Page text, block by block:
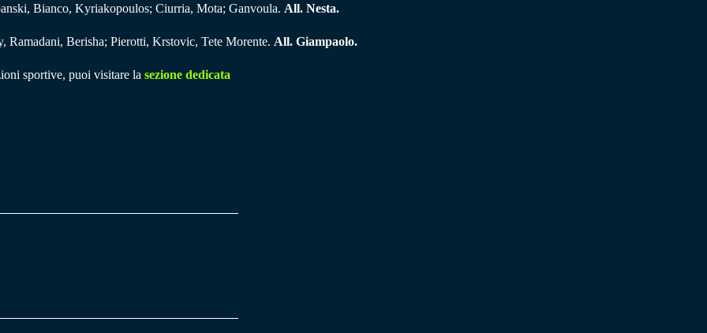
Bianco, Kyriakopoulos; Ciurria, Mota; Ganvoula. All. Nesta.
Ramadani, Berisha; Pierotti, Krstovic, Tete Morente. All. Giampaolo.
sportive, puoi visitare la sezione dedicata